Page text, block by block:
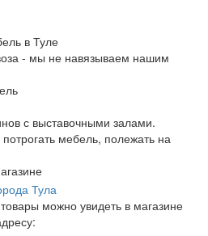
в Туле
- мы не навязываем нашим
с выставочными залами.
мебель, полежать на
можно увидеть в магазине